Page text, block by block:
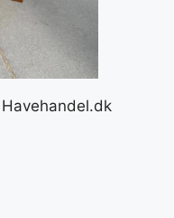
Havehandel.dk